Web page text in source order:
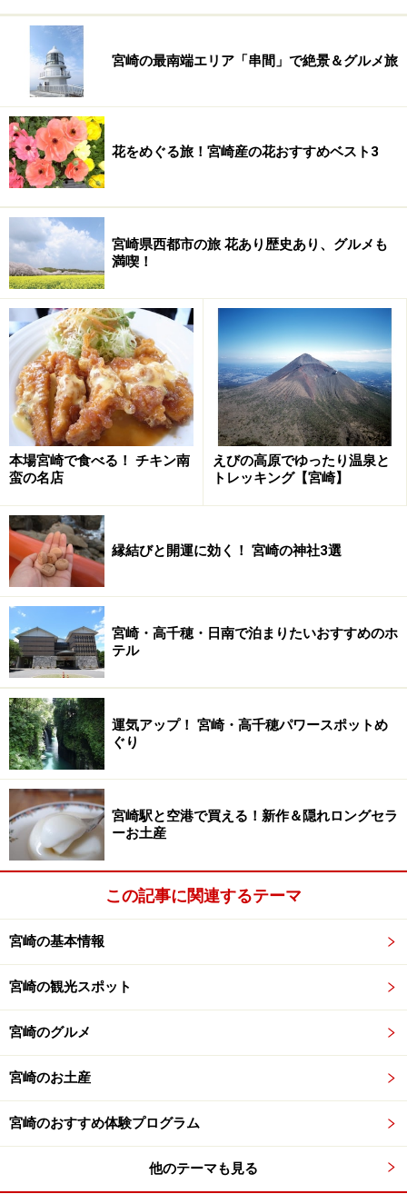
TEL：0985-33-9939
定休日：年中無休
営業時間：11:00～23:00 (LO22:30)
アクセス：宮崎駅フレスタ内1階
地図：Yahoo!地図
※記事内容は執筆時点のものです。最新の内容をご確認くださ
い。
1/4
宮崎の最南端エリア「串間」で絶景＆グルメ旅
花をめぐる旅！宮崎産の花おすすめベスト3
宮崎県西都市の旅 花あり歴史あり、グルメも
満喫！
本場宮崎で食べる！ チキン南
蛮の名店
えびの高原でゆったり温泉と
トレッキング【宮崎】
縁結びと開運に効く！ 宮崎の神社3選
宮崎・高千穂・日南で泊まりたいおすすめのホ
テル
運気アップ！ 宮崎・高千穂パワースポットめ
ぐり
宮崎駅と空港で買える！新作＆隠れロングセラ
ーお土産
この記事に関連するテーマ
宮崎の基本情報
宮崎の観光スポット
宮崎のグルメ
宮崎のお土産
宮崎のおすすめ体験プログラム
他のテーマも見る